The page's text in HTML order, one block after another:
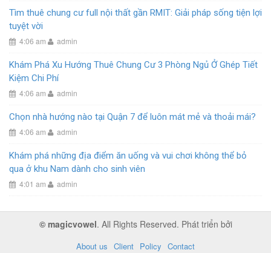
Tìm thuê chung cư full nội thất gần RMIT: Giải pháp sống tiện lợi
tuyệt vời
4:06 am admin
Khám Phá Xu Hướng Thuê Chung Cư 3 Phòng Ngủ Ở Ghép Tiết
Kiệm Chi Phí
4:06 am admin
Chọn nhà hướng nào tại Quận 7 để luôn mát mẻ và thoải mái?
4:06 am admin
Khám phá những địa điểm ăn uống và vui chơi không thể bỏ
qua ở khu Nam dành cho sinh viên
4:01 am admin
© magicvowel. All Rights Reserved. Phát triển bởi
About us Client Policy Contact